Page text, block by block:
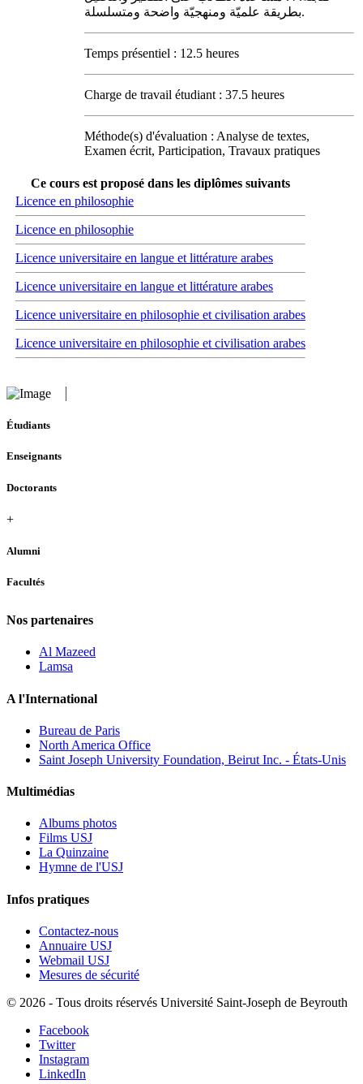
بطريقة علميّة ومنهجيّة واضحة ومتسلسلة.
Temps présentiel : 12.5 heures
Charge de travail étudiant : 37.5 heures
Méthode(s) d'évaluation : Analyse de textes,
Examen écrit, Participation, Travaux pratiques
Ce cours est proposé dans les diplômes suivants
Licence en philosophie
Licence en philosophie
Licence universitaire en langue et littérature arabes
Licence universitaire en langue et littérature arabes
Licence universitaire en philosophie et civilisation arabes
Licence universitaire en philosophie et civilisation arabes
Étudiants
Enseignants
Doctorants
+
Alumni
Facultés
Nos partenaires
Al Mazeed
Lamsa
A l'International
Bureau de Paris
North America Office
Saint Joseph University Foundation, Beirut Inc. - États-Unis
Multimédias
Albums photos
Films USJ
La Quinzaine
Hymne de l'USJ
Infos pratiques
Contactez-nous
Annuaire USJ
Webmail USJ
Mesures de sécurité
© 2026 - Tous droits réservés Université Saint-Joseph de Beyrouth
Facebook
Twitter
Instagram
LinkedIn